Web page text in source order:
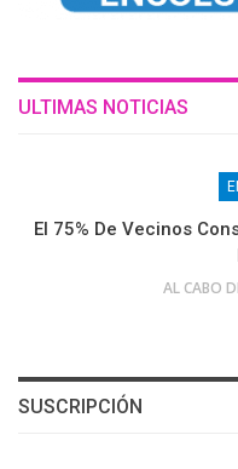
ULTIMAS NOTICIAS
El 75% De Vecinos
SUSCRIPCIÓN